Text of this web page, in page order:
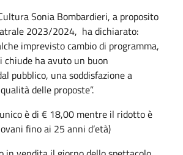
Sonia Bombardieri, a proposito
2023/2024, ha dichiarato:
imprevisto cambio di programma,
chiude ha avuto un buon
pubblico, una soddisfazione a
delle proposte”.
unico è di € 18,00 mentre il ridotto è
fino ai 25 anni d’età)